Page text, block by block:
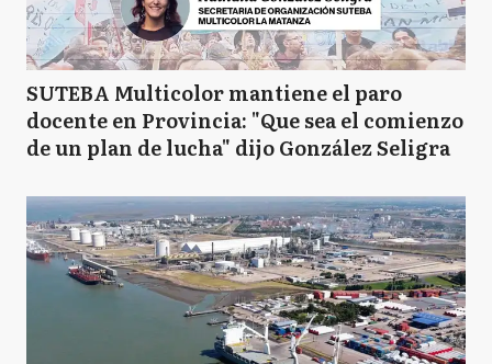
SUTEBA Multicolor mantiene el paro
docente en Provincia: "Que sea el comienzo
de un plan de lucha" dijo González Seligra